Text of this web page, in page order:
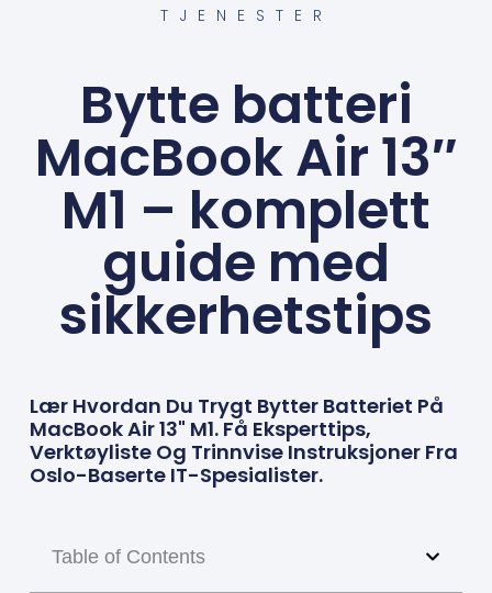
TJENESTER
Bytte batteri
MacBook Air 13″
M1 – komplett
guide med
sikkerhetstips
Lær Hvordan Du Trygt Bytter Batteriet På
MacBook Air 13" M1. Få Eksperttips,
Verktøyliste Og Trinnvise Instruksjoner Fra
Oslo-Baserte IT-Spesialister.
Table of Contents